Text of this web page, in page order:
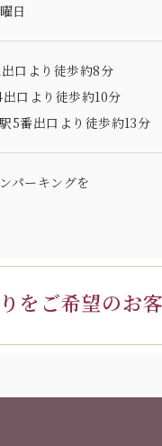
日
口より徒歩約8分
口より徒歩約10分
5番出口より徒歩約13分
パーキングを
を ご希望のお